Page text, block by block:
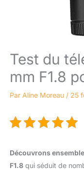
Test du
mm F1.8
Par Aline Moreau / 25
Découvrons
F1.8 qui séduit de